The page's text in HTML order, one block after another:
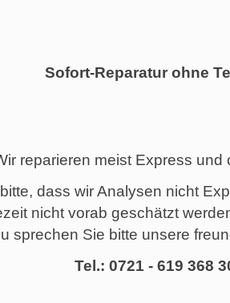
Sofort-Reparatur ohne
reparieren meist Express und
dass wir Analysen nicht
nicht vorab geschätzt
sprechen Sie bitte unsere
Tel.: 0721 - 619 368